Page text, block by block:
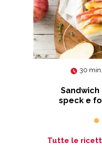
30 min.
speck e
Tutte le